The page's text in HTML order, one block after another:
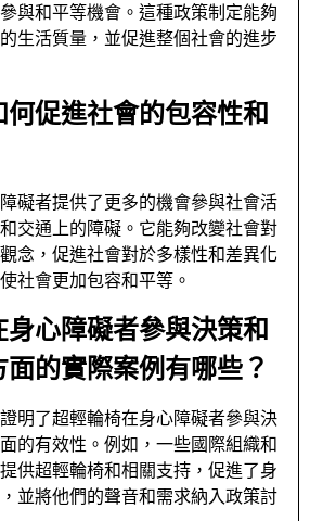
與和平等機會。這種政策制定能夠
生活質量，並促進整個社會的進步
何促進社會的包容性和
礙者提供了更多的機會參與社會活
交通上的障礙。它能夠改變社會對
念，促進社會對於多樣性和差異化
社會更加包容和平等。
身心障礙者參與決策和
的實際案例有哪些？
明了超輕輪椅在身心障礙者參與決
的有效性。例如，一些國際組織和
供超輕輪椅和相關支持，促進了身
並將他們的聲音和需求納入政策討